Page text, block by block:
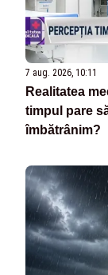
7 aug. 2026, 10:11
Realitatea
timpul pare
îmbătrânim?